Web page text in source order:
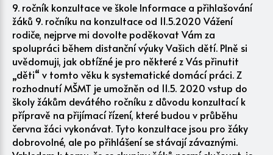
9. ročník konzultace ve škole Informace a přihlašování
žáků 9. ročníku na konzultace od 11.5.2020 Vážení
rodiče, nejprve mi dovolte poděkovat Vám za
spolupráci během distanční výuky Vašich dětí. Plně si
uvědomuji, jak obtížné je pro některé z Vás přinutit
„děti“ v tomto věku k systematické domácí práci. Z
rozhodnutí MŠMT je umožněn od 11.5. 2020 vstup do
školy žákům devátého ročníku z důvodu konzultací k
přípravě na přijímací řízení, které budou v průběhu
června žáci vykonávat. Tyto konzultace jsou pro žáky
dobrovolné, ale po přihlášení se stávají závaznými.